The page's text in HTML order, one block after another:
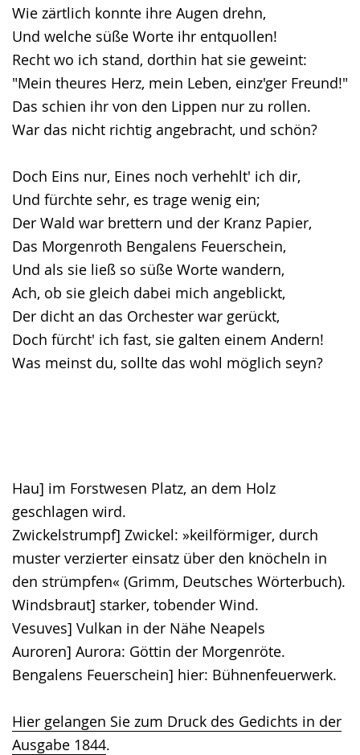
Wie zärtlich konnte ihre Augen drehn,
Und welche süße Worte ihr entquollen!
Recht wo ich stand, dorthin hat sie geweint:
"Mein theures Herz, mein Leben, einz'ger Freund!"
Das schien ihr von den Lippen nur zu rollen.
War das nicht richtig angebracht, und schön?
Doch Eins nur, Eines noch verhehlt' ich dir,
Und fürchte sehr, es trage wenig ein;
Der Wald war brettern und der Kranz Papier,
Das Morgenroth Bengalens Feuerschein,
Und als sie ließ so süße Worte wandern,
Ach, ob sie gleich dabei mich angeblickt,
Der dicht an das Orchester war gerückt,
Doch fürcht' ich fast, sie galten einem Andern!
Was meinst du, sollte das wohl möglich seyn?
Hau] im Forstwesen Platz, an dem Holz
geschlagen wird.
Zwickelstrumpf] Zwickel: »keilförmiger, durch
muster verzierter einsatz über den knöcheln in
den strümpfen« (Grimm, Deutsches Wörterbuch).
Windsbraut] starker, tobender Wind.
Vesuves] Vulkan in der Nähe Neapels
Auroren] Aurora: Göttin der Morgenröte.
Bengalens Feuerschein] hier: Bühnenfeuerwerk.
Hier gelangen Sie zum Druck des Gedichts in der
Ausgabe 1844.